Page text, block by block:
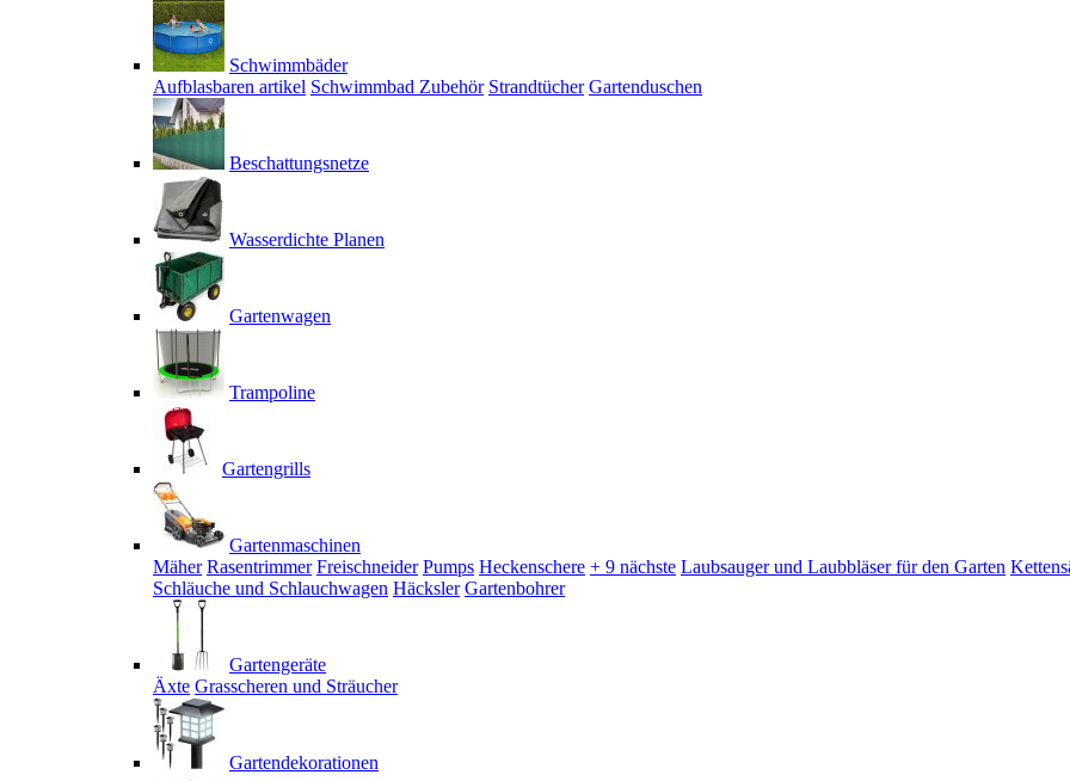
Schwimmbäder
Aufblasbaren artikel Schwimmbad Zubehör Strandtücher Gartenduschen
Beschattungsnetze
Wasserdichte Planen
Gartenwagen
Trampoline
Gartengrills
Gartenmaschinen
Mäher Rasentrimmer Freischneider Pumps Heckenschere + 9 nächste Laubsauger und Laubbläser für den Garten
Schläuche und Schlauchwagen Häcksler Gartenbohrer
Gartengeräte
Äxte Grasscheren und Sträucher
Gartendekorationen